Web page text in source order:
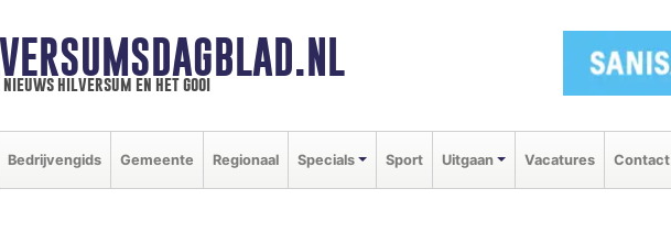
hilversum en het gooi
Bedrijvengids Gemeente Regionaal Specials Sport Uitgaan Vacatures Contact